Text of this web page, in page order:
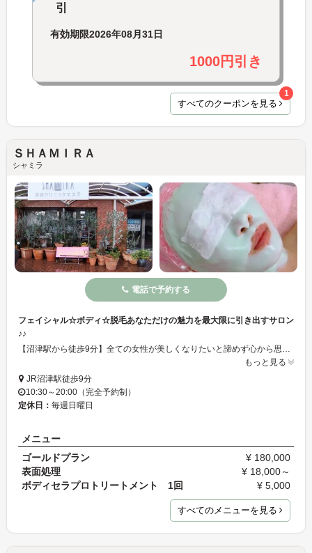
引
有効期限2026年08月31日
1000円引き
すべてのクーポンを見る
1
ＳＨＡＭＩＲＡ
シャミラ
電話で予約する
フェイシャル☆ボディ☆脱毛あなただけの魅力を最大限に引き出すサロン
♪♪
【沼津駅から徒歩9分】全ての女性が美しくなりたいと諦めず心から思う事と努力が自分磨きを成功させる秘訣です♪当サロンでは小顔・美白・毛穴などお顔でのお悩みやO脚・姿勢・痩身・脱毛などトータルビューティを叶える技術と実力と安全な素材を持つサロンです♪ブライダルエステもあり◎カウンセリングから丁寧に行いお客様の美しさを引き出します☆
もっと見る
JR沼津駅徒歩9分
10:30～20:00（完全予約制）
定休日： 毎週日曜日
メニュー
ゴールドプラン
¥ 180,000
表面処理
¥ 18,000～
ボディセラプロトリートメント 1回
¥ 5,000
すべてのメニューを見る